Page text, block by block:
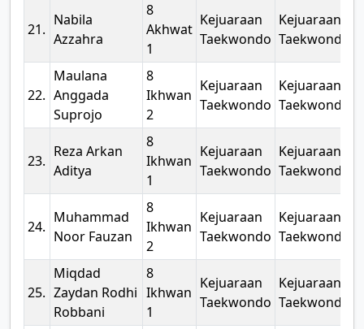
21.
Nabila
Azzahra
8
Akhwat
1
Kejuaraan
Taekwondo
Kejuaraan
Taekwondo
22.
Maulana
Anggada
Suprojo
8
Ikhwan
2
Kejuaraan
Taekwondo
Kejuaraan
Taekwondo
23.
Reza Arkan
Aditya
8
Ikhwan
1
Kejuaraan
Taekwondo
Kejuaraan
Taekwondo
24.
Muhammad
Noor Fauzan
8
Ikhwan
2
Kejuaraan
Taekwondo
Kejuaraan
Taekwondo
25.
Miqdad
Zaydan Rodhi
Robbani
8
Ikhwan
1
Kejuaraan
Taekwondo
Kejuaraan
Taekwondo